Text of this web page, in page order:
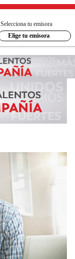
Selecciona tu emisora
Elige tu emisora